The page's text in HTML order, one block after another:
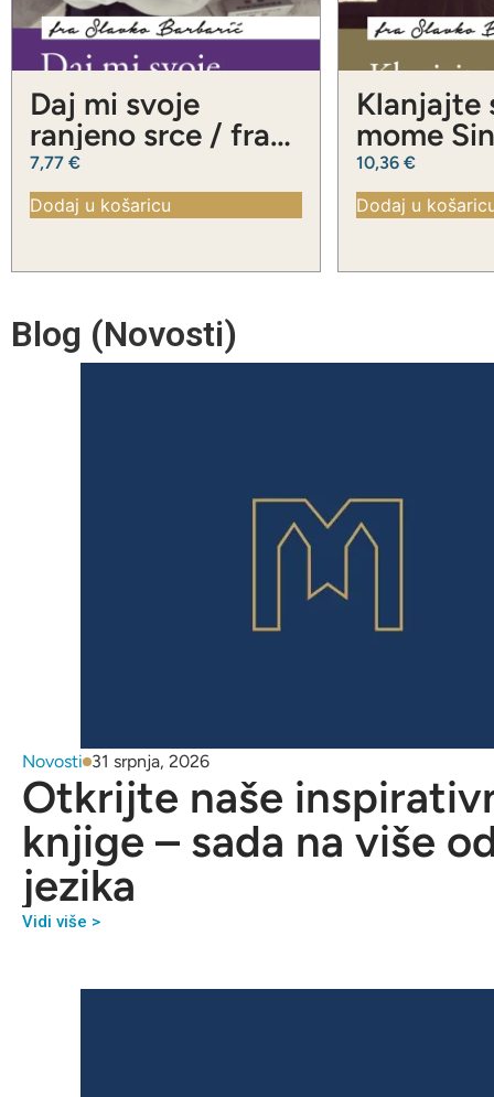
Daj mi svoje
ranjeno srce / fra
Slavko Barbarić
7,77 €
Dodaj u košaricu
Klanjajte
mome
Slavko
10,36 €
Dodaj u
Blog (Novosti)
Novosti 31 srpnja, 2026
Otkrijte naše
knjige – sada na više
jezika
Vidi više >